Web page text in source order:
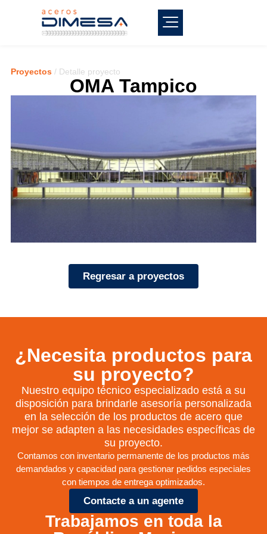
Proyectos/ Detalle proyecto
OMA Tampico
Regresar a proyectos
¿Necesita productos para
su proyecto?
Nuestro equipo técnico especializado está a su
disposición para brindarle asesoría personalizada
en la selección de los productos de acero que
mejor se adapten a las necesidades específicas de
su proyecto.
Contamos con inventario permanente de los productos más
demandados y capacidad para gestionar pedidos especiales
con tiempos de entrega optimizados.
Contacte a un agente
Trabajamos en toda la